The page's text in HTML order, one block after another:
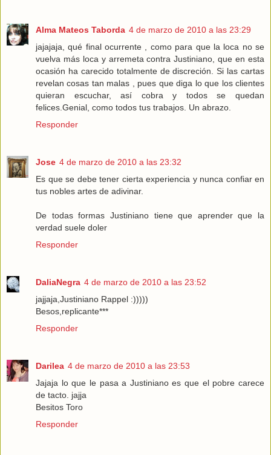
Alma Mateos Taborda 4 de marzo de 2010 a las 23:29
jajajaja, qué final ocurrente , como para que la loca no se
vuelva más loca y arremeta contra Justiniano, que en esta
ocasión ha carecido totalmente de discreción. Si las cartas
revelan cosas tan malas , pues que diga lo que los clientes
quieran escuchar, así cobra y todos se quedan
felices.Genial, como todos tus trabajos. Un abrazo.
Responder
Jose 4 de marzo de 2010 a las 23:32
Es que se debe tener cierta experiencia y nunca confiar en
tus nobles artes de adivinar.
De todas formas Justiniano tiene que aprender que la
verdad suele doler
Responder
DaliaNegra 4 de marzo de 2010 a las 23:52
jajjaja,Justiniano Rappel :)))))
Besos,replicante***
Responder
Darilea 4 de marzo de 2010 a las 23:53
Jajaja lo que le pasa a Justiniano es que el pobre carece
de tacto. jajja
Besitos Toro
Responder